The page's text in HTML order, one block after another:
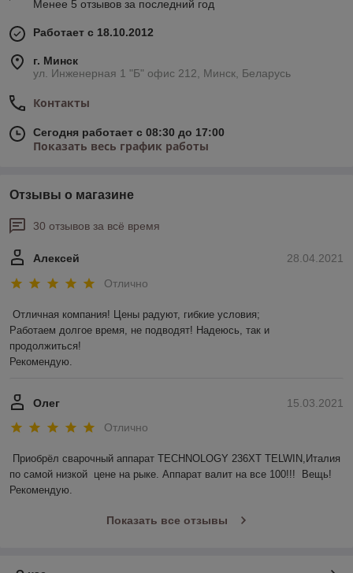
Менее 5 отзывов за последний год
Работает с 18.10.2012
г. Минск
ул. Инженерная 1 "Б" офис 212, Минск, Беларусь
Контакты
Сегодня работает с 08:30 до 17:00
Показать весь график работы
Отзывы о магазине
30 отзывов за всё время
28.04.2021
Алексей
Отлично
Отличная компания! Цены радуют, гибкие условия;
Работаем долгое время, не подводят! Надеюсь, так и
продолжиться!
Рекомендую.
15.03.2021
Олег
Отлично
Приобрёл сварочный аппарат TECHNOLOGY 236ХТ TELWIN,Италия
по самой низкой  цене на рыке. Аппарат валит на все 100!!!  Вещь!
Рекомендую.
Показать все отзывы